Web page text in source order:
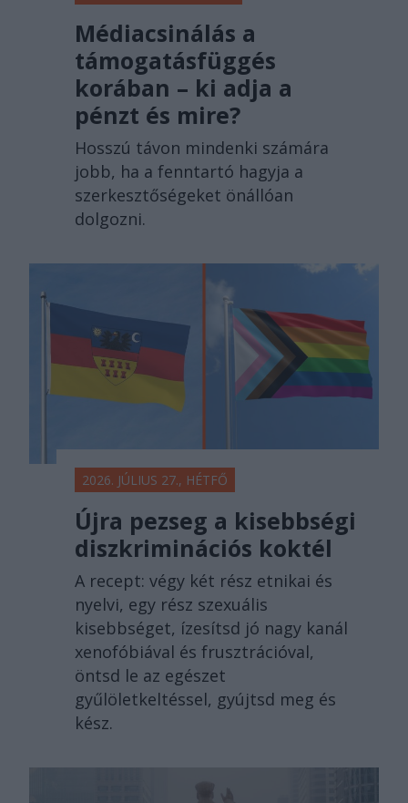
Médiacsinálás a
támogatásfüggés
korában – ki adja a
pénzt és mire?
Hosszú távon mindenki számára
jobb, ha a fenntartó hagyja a
szerkesztőségeket önállóan
dolgozni.
2026. JÚLIUS 27., HÉTFŐ
Újra pezseg a kisebbségi
diszkriminációs koktél
A recept: végy két rész etnikai és
nyelvi, egy rész szexuális
kisebbséget, ízesítsd jó nagy kanál
xenofóbiával és frusztrációval,
öntsd le az egészet
gyűlöletkeltéssel, gyújtsd meg és
kész.